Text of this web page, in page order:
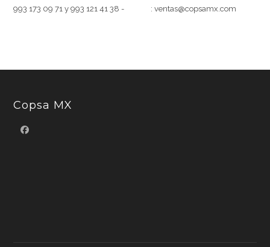
993 173 09 71 y 993 121 41 38 -
: ventas@copsamx.com
Copsa MX